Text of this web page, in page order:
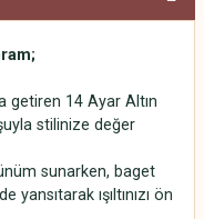
getiren 14 Ayar Altın
stilinize değer
sunarken, baget
yansıtarak ışıltınızı ön